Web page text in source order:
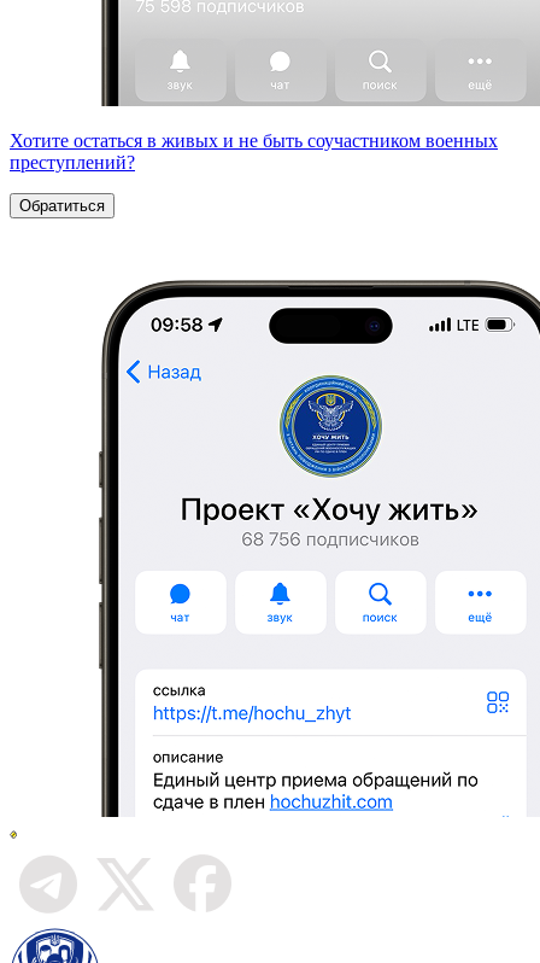
Хотите остаться в живых и не быть соучастником военных
преступлений?
Обратиться